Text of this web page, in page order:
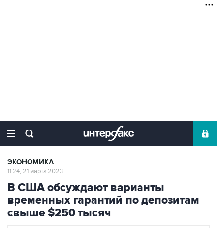
ЭКОНОМИКА
11:24, 21 марта 2023
В США обсуждают варианты
временных гарантий по депозитам
свыше $250 тысяч